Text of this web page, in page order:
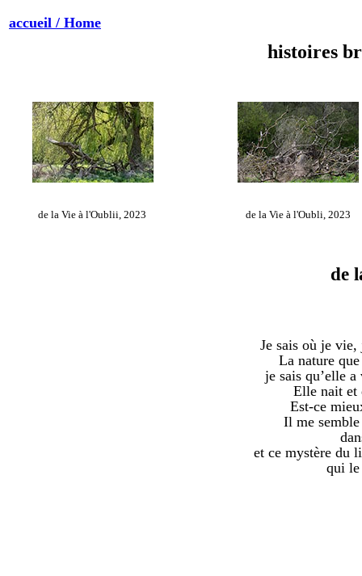
accueil / Home
histoires
de la Vie à l'Oublii, 2023 de la Vie à l'Oubli, 2023
de
Je sais où je vie,
La nature
je sais qu’elle
Elle nait et
Est-ce
Il me
et ce mystère du
qui le